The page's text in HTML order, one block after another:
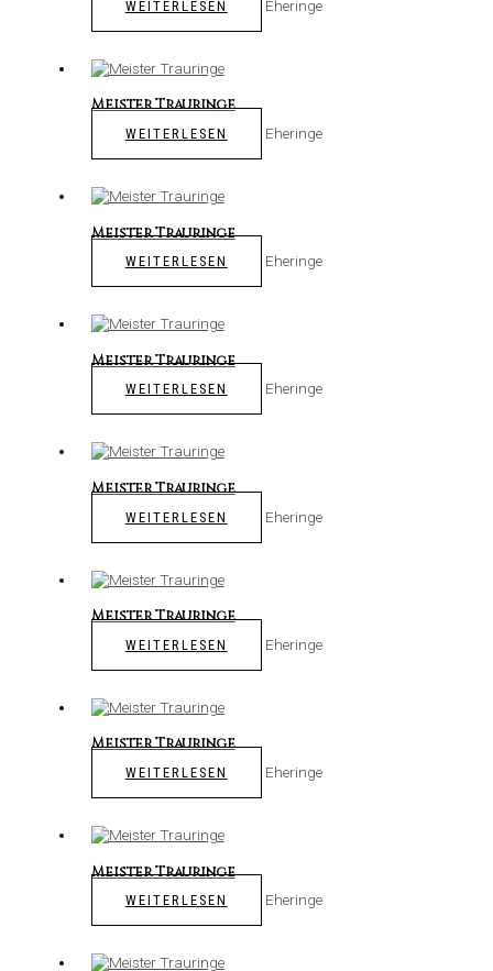
WEITERLESEN Eheringe
Meister Trauringe
WEITERLESEN Eheringe
Meister Trauringe
WEITERLESEN Eheringe
Meister Trauringe
WEITERLESEN Eheringe
Meister Trauringe
WEITERLESEN Eheringe
Meister Trauringe
WEITERLESEN Eheringe
Meister Trauringe
WEITERLESEN Eheringe
Meister Trauringe
WEITERLESEN Eheringe